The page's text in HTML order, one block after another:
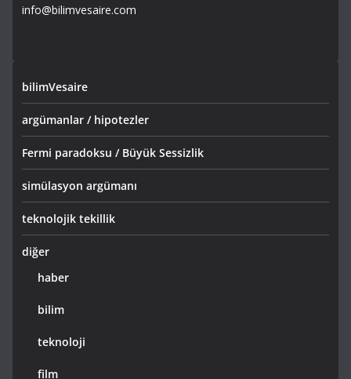
info@bilimvesaire.com
bilimVesaire
argümanlar / hipotezler
Fermi paradoksu / Büyük Sessizlik
simülasyon argümanı
teknolojik tekillik
diğer
haber
bilim
teknoloji
film